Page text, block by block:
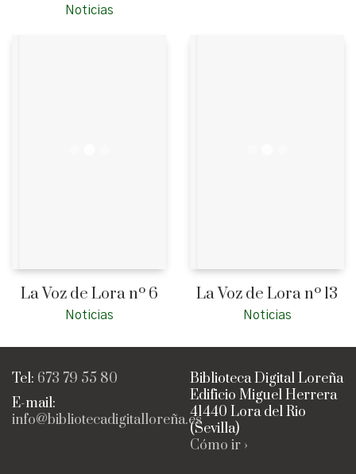
Noticias
La Voz de Lora nº 6
Noticias
La Voz de Lora nº 13
Noticias
Tel: 673 79 55 80
E-mail:
info@bibliotecadigitalloreña.es
Biblioteca Digital Loreña
Edificio Miguel Herrera
41440 Lora del Rio
(Sevilla)
Cómo ir ›